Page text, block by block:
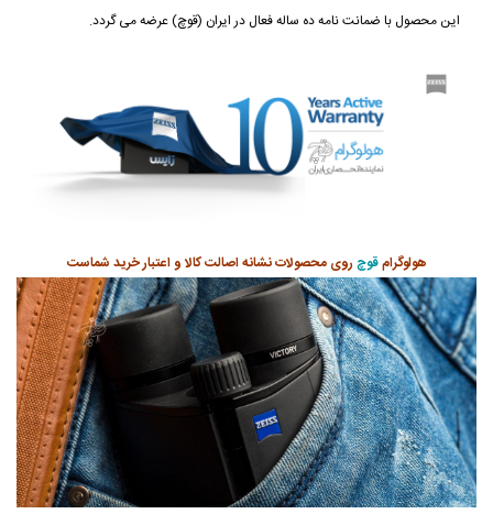
این محصول با ضمانت نامه ده ساله فعال در ایران (قوچ) عرضه می گردد.
هولوگرامقوچ روی محصولات نشانه اصالت کالا و اعتبار خرید شماست